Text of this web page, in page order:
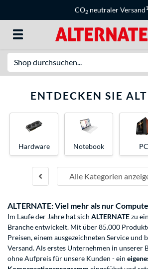
CO2 neutraler Versand1
ENTDECKEN SIE
Alle Kategorien
Hardware Notebook PC
ALTERNATE: Viel mehr als nur
Im Laufe der Jahre hat sich ALTERNATEzu
Branche entwickelt. Mit über 85.000
Preisen, einem ausgezeichneten Service und
Versand. Als erstes Unternehmen in unserer
ohne Aufpreis für unsere Kunden - ein